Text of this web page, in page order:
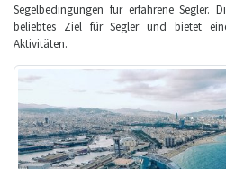
Segelbedingungen für erfahrene Segler.
beliebtes Ziel für Segler und bietet
Aktivitäten.